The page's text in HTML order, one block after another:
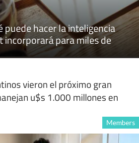
puede hacer la inteligencia
para miles de
vieron el próximo gran
u$s 1.000 millones en
Members